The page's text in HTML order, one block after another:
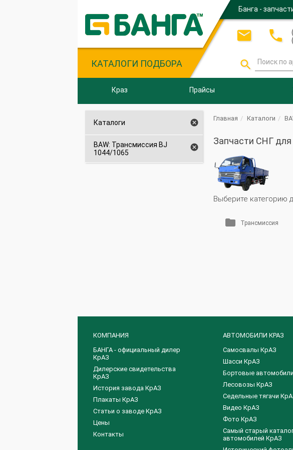
КАТАЛОГИ ПОДБОРА
Банга -
 

Краз Прайсы
Каталоги 
BAW: Трансмиссия BJ
1044/1065

Главная Каталоги
Запчасти СНГ
Выберите категорию
Трансмиссия
КОМПАНИЯ
БАНГА - официальный дилер
КрАЗ
Дилерские свидетельства
КрАЗ
История завода КрАЗ
Плакаты КрАЗ
Статьи о заводе КрАЗ
Цены
Контакты
АВТОМОБИЛИ КРАЗ
Самосвалы КрАЗ
Шасси КрАЗ
Бортовые
Лесовозы КрАЗ
Седельные тягачи
Видео КрАЗ
Фото КрАЗ
Самый старый
автомобилей КрАЗ